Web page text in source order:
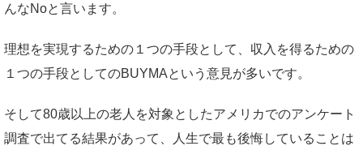
んなNoと言います。
理想を実現するための１つの手段として、収入を得るための
１つの手段としてのBUYMAという意見が多いです。
そして80歳以上の老人を対象としたアメリカでのアンケート
調査で出てる結果があって、人生で最も後悔していることは